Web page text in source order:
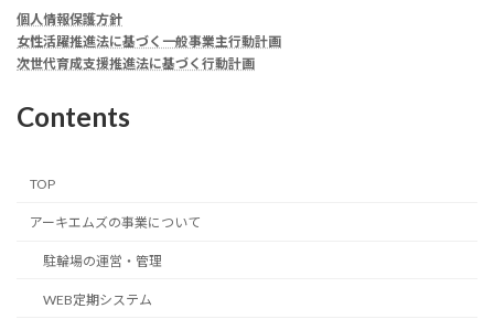
個人情報保護方針
女性活躍推進法に基づく一般事業主行動計画
次世代育成支援推進法に基づく行動計画
Contents
TOP
アーキエムズの事業について
駐輪場の運営・管理
WEB定期システム